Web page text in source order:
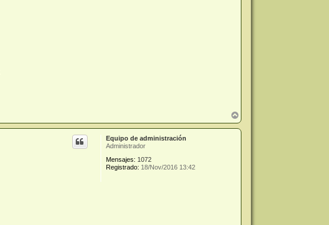
r
r
Equipo de administración
Administrador
Mensajes: 1072
Registrado: 18/Nov/2016 13:42